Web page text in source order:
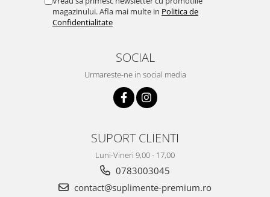
magazinului. Afla mai multe in Politica de
Confidentialitate
SOCIAL
Urmareste-ne in social media
SUPORT CLIENTI
Luni-Vineri 9,00 - 17,00
0783003045
contact@suplimente-premium.ro